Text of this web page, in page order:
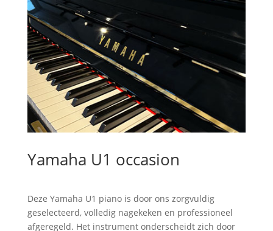
Yamaha U1 occasion
Deze Yamaha U1 piano is door ons zorgvuldig
geselecteerd, volledig nagekeken en professioneel
afgeregeld. Het instrument onderscheidt zich door